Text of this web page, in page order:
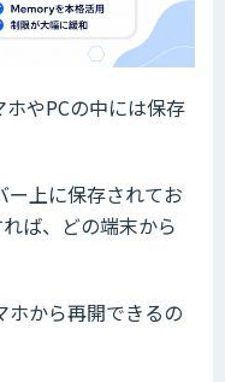
やPCの中には保存
ー上に保存されてお
ば、どの端末から
ホから再開できるの